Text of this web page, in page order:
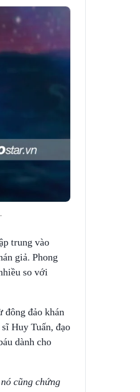
trung vào
giả. Phong
so với
đông đảo khán
Huy Tuấn, đạo
dành cho
cũng chứng